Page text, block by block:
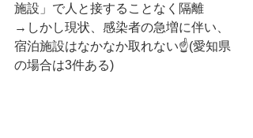
施設」で人と接することなく隔離
→しかし現状、感染者の急増に伴い、
宿泊施設はなかなか取れない☝️(愛知県
の場合は3件ある)